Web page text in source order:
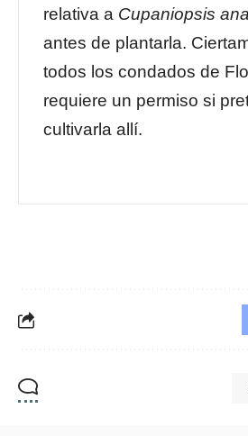
relativa a Cupaniopsis
antes de plantarla.
todos los condados de
requiere un permiso si
cultivarla allí.